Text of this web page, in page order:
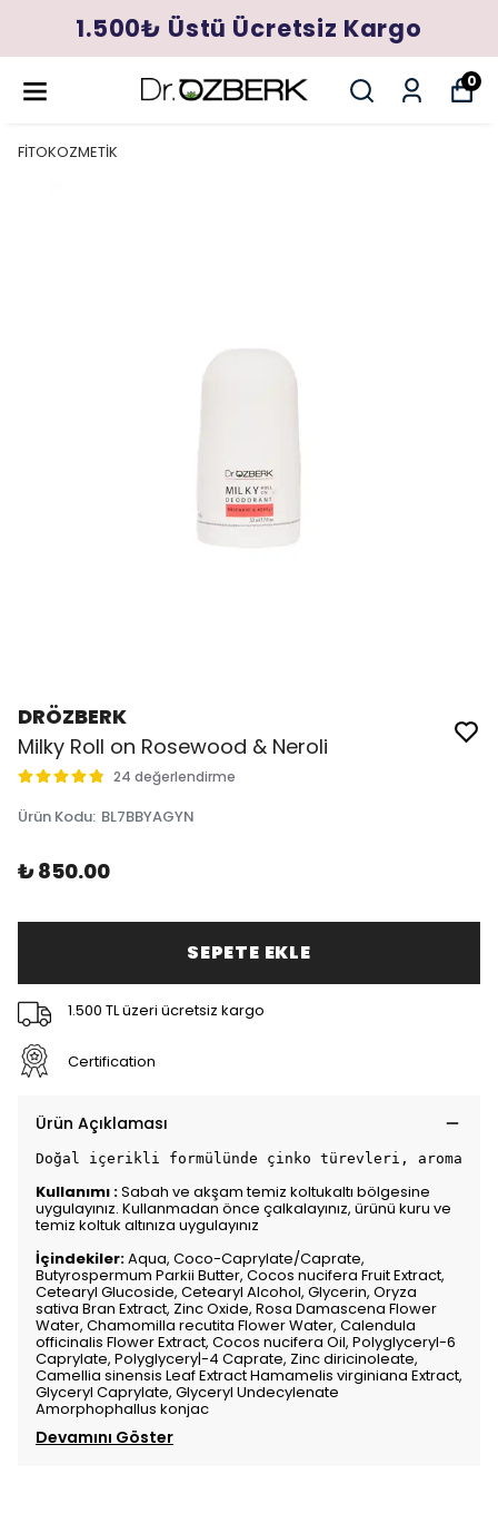
1.500₺ Üstü Ücretsiz Kargo
0
FİTOKOZMETİK
DRÖZBERK
Milky Roll on Rosewood & Neroli
24 değerlendirme
Ürün Kodu: BL7BBYAGYN
₺ 850.00
SEPETE EKLE
1.500 TL üzeri ücretsiz kargo
Certification
Ürün Açıklaması
Doğal içerikli formülünde çinko türevleri,
Kullanımı :Sabah ve akşam temiz koltukaltı bölgesine
uygulayınız. Kullanmadan önce çalkalayınız, ürünü kuru ve
temiz koltuk altınıza uygulayınız
İçindekiler:Aqua, Coco-Caprylate/Caprate,
Butyrospermum Parkii Butter, Cocos nucifera Fruit Extract,
Cetearyl Glucoside, Cetearyl Alcohol, Glycerin, Oryza
sativa Bran Extract, Zinc Oxide, Rosa Damascena Flower
Water, Chamomilla recutita Flower Water, Calendula
officinalis Flower Extract, Cocos nucifera Oil, Polyglyceryl-6
Caprylate, Polyglycery|-4 Caprate, Zinc diricinoleate,
Camellia sinensis Leaf Extract Hamamelis virginiana Extract,
Glyceryl Caprylate, Glyceryl Undecylenate
Amorphophallus konjac
Devamını Göster